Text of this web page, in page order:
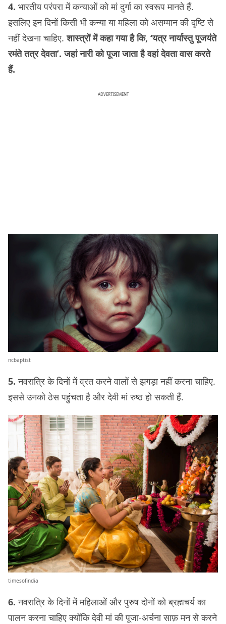
4. भारतीय परंपरा में कन्याओं को मां दुर्गा का स्वरूप मानते हैं.
इसलिए इन दिनों किसी भी कन्या या महिला को असम्मान की दृष्टि से
नहीं देखना चाहिए.शास्त्रों में कहा गया है कि, ‘यत्र नार्यास्तु पूजयंते
रमंते तत्र देवता’. जहां नारी को पूजा जाता है वहां देवता वास करते
हैं.
ADVERTISEMENT
ncbaptist
5.नवरात्रि के दिनों में व्रत करने वालों से झगड़ा नहीं करना चाहिए.
इससे उनको ठेस पहुंचता है और देवी मां रुष्ठ हो सकती हैं.
timesofindia
6.नवरात्रि के दिनों में महिलाओं और पुरुष दोनों को ब्रह्मचर्य का
पालन करना चाहिए क्योंकि देवी मां की पूजा-अर्चना साफ़ मन से करने